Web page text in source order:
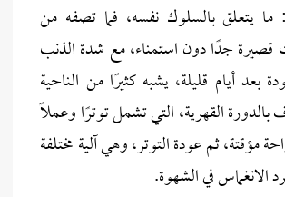
ما يتعلق بالسلوك نفسه، فما تصفه من
قصيرة جدًا دون استمناء، مع شدة الذنب
بعد أيام قليلة، يشبه كثيرًا من الناحية
بالدورة القهرية، التي تشمل توترًا وعملًا
مؤقتة، ثم عودة التوتر، وهي آلية مختلفة
الانغماس في الشهوة.